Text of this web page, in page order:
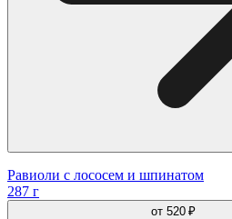
Равиоли с лососем и шпинатом
287 г
от 520 ₽